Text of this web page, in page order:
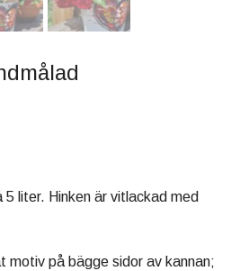
5 liter. Hinken är vitlackad med
motiv på bägge sidor av kannan;